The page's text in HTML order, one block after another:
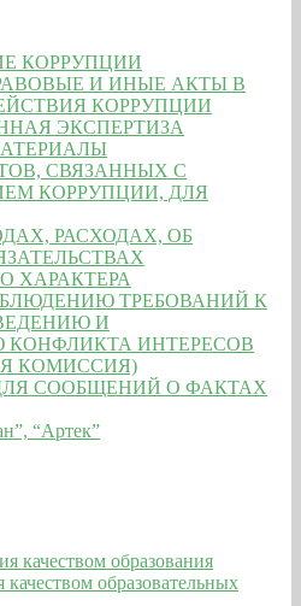
КОРРУПЦИИ
И ИНЫЕ АКТЫ В
КОРРУПЦИИ
ЭКСПЕРТИЗА
СВЯЗАННЫХ С
КОРРУПЦИИ, ДЛЯ
РАСХОДАХ, ОБ
ХАРАКТЕРА
ТРЕБОВАНИЙ К
И
КОНФЛИКТА ИНТЕРЕСОВ
КОМИССИЯ)
СООБЩЕНИЙ О ФАКТАХ
“Артек”
качеством образования
образовательных